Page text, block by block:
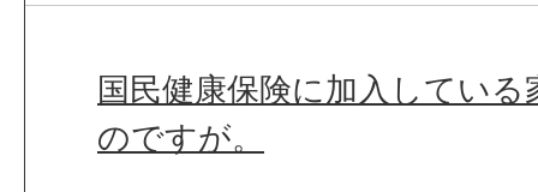
国民健康保険に加入してい
のですが。